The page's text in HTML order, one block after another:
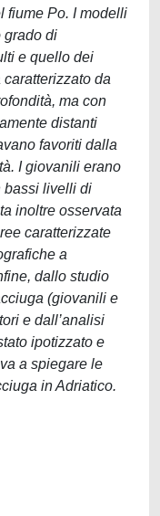
fiume Po. I modelli
grado di
e quello dei
da
ma con
distanti
favoriti dalla
I giovanili erano
bassi livelli di
inoltre osservata
caratterizzate
a
dallo studio
(giovanili e
e dall’analisi
ipotizzato e
a spiegare le
in Adriatico.